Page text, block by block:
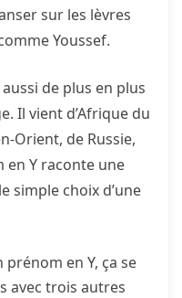
sur les lèvres
Youssef.
de plus en plus
Il vient d’Afrique du
Orient, de Russie,
en Y raconte une
simple choix d’une
en Y, ça se
avec trois autres